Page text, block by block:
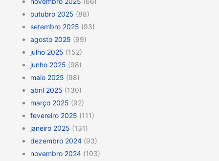
outubro 2025 (88)
setembro 2025 (93)
agosto 2025 (99)
julho 2025 (152)
junho 2025 (98)
maio 2025 (98)
abril 2025 (130)
março 2025 (92)
fevereiro 2025 (111)
janeiro 2025 (131)
dezembro 2024 (93)
novembro 2024 (103)